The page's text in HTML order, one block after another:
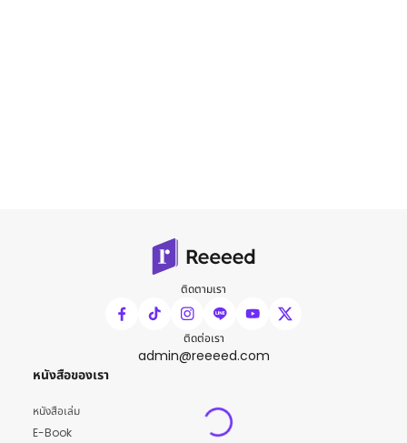
ติดตามเรา
ติดต่อเรา
admin@reeeed.com
หนังสือของเรา
หนังสือเล่ม
E-Book